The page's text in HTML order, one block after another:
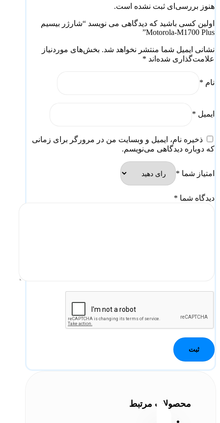
هنوز بررسی‌ای ثبت نشده است.
اولین کسی باشید که دیدگاهی می نویسد “شارژر بیسیم
Motorola-M1700 Plus”
نشانی ایمیل شما منتشر نخواهد شد. بخش‌های موردنیاز
علامت‌گذاری شده‌اند *
نام *
ایمیل *
ذخیره نام، ایمیل و وبسایت من در مرورگر برای زمانی
که دوباره دیدگاهی می‌نویسم.
امتیاز شما *
دیدگاه شما *
محصولات مرتبط